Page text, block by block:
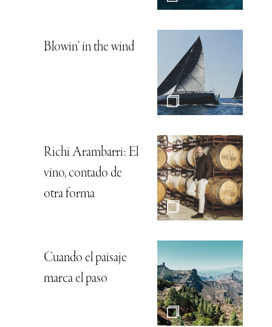
Blowin’ in the wind
Richi Arambarri: El
vino, contado de
otra forma
Cuando el paisaje
marca el paso